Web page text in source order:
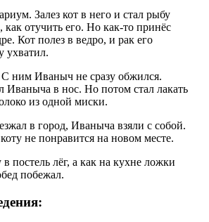
Залез кот в него и стал рыбу
как отучить его. Но как-то принёс
Кот полез в ведро, и рак его
ухватил.
ним Иваныч не сразу обжился.
Иваныча в нос. Но потом стал лакать
из одной миски.
в город, Иваныча взяли с собой.
не понравится на новом месте.
постель лёг, а как на кухне ложки
побежал.